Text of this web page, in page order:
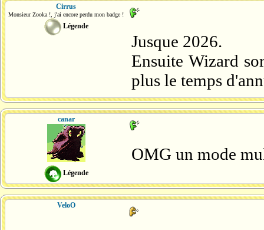
Cirrus
Monsieur Zooka !, j'ai encore perdu mon badge !
Légende
Jusque 2026.
Ensuite Wizard
plus le temps
canar
Légende
OMG un mode
VeloO